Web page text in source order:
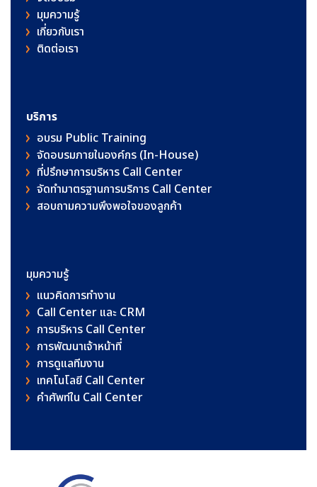
มุมความรู้
เกี่ยวกับเรา
ติดต่อเรา
บริการ
อบรม Public Training
จัดอบรมภายในองค์กร (In-House)
ที่ปรึกษาการบริหาร Call Center
จัดทำมาตรฐานการบริการ Call Center
สอบถามความพึงพอใจของลูกค้า
มุมความรู้
แนวคิดการทำงาน
Call Center และ CRM
การบริหาร Call Center
การพัฒนาเจ้าหน้าที่
การดูแลทีมงาน
เทคโนโลยี Call Center
คําศัพท์ใน Call Center